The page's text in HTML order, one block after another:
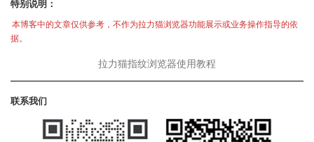
特别说明：
本博客中的文章仅供参考，不作为拉力猫浏览器功能展示或业务操作指导的依
据。
拉力猫指纹浏览器使用教程
联系我们